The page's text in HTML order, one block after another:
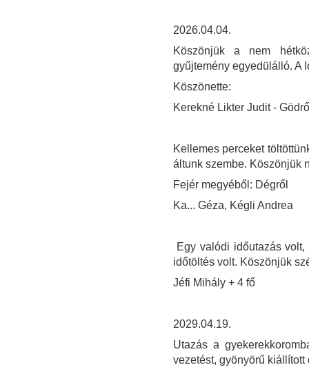
2026.04.04.
Köszönjük a nem
gyűjtemény egyedülálló. A
Köszönette:
Kerekné Likter Judit -
Kellemes perceket
áltunk szembe. Köszönjük
Fejér megyéből: Dégről
Ka... Géza, Kégli Andrea
Egy valódi időutazás
időtöltés volt. Köszönjük
Jéfi Mihály + 4 fő
2029.04.19.
Utazás a
vezetést, gyönyörű